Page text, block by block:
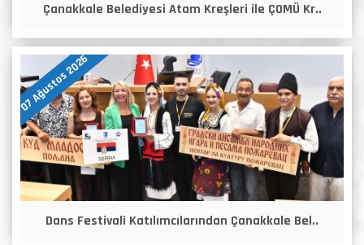
Çanakkale Belediyesi Atam Kreşleri ile ÇOMÜ Kr..
07 Ağustos 2026
Dans Festivali Katılımcılarından Çanakkale Bel..